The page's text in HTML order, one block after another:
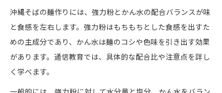
沖縄そばの麺作りには、強力粉とかん水の配合バランスが味
と食感を左右します。強力粉はもちもちとした食感を出すた
めの主成分であり、かん水は麺のコシや色味を引き出す効果
があります。通信教育では、具体的な配合比や注意点を詳し
く学べます。